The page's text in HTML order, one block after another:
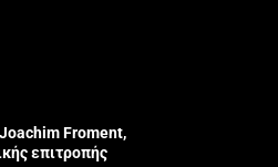
Froment,
επιτροπής